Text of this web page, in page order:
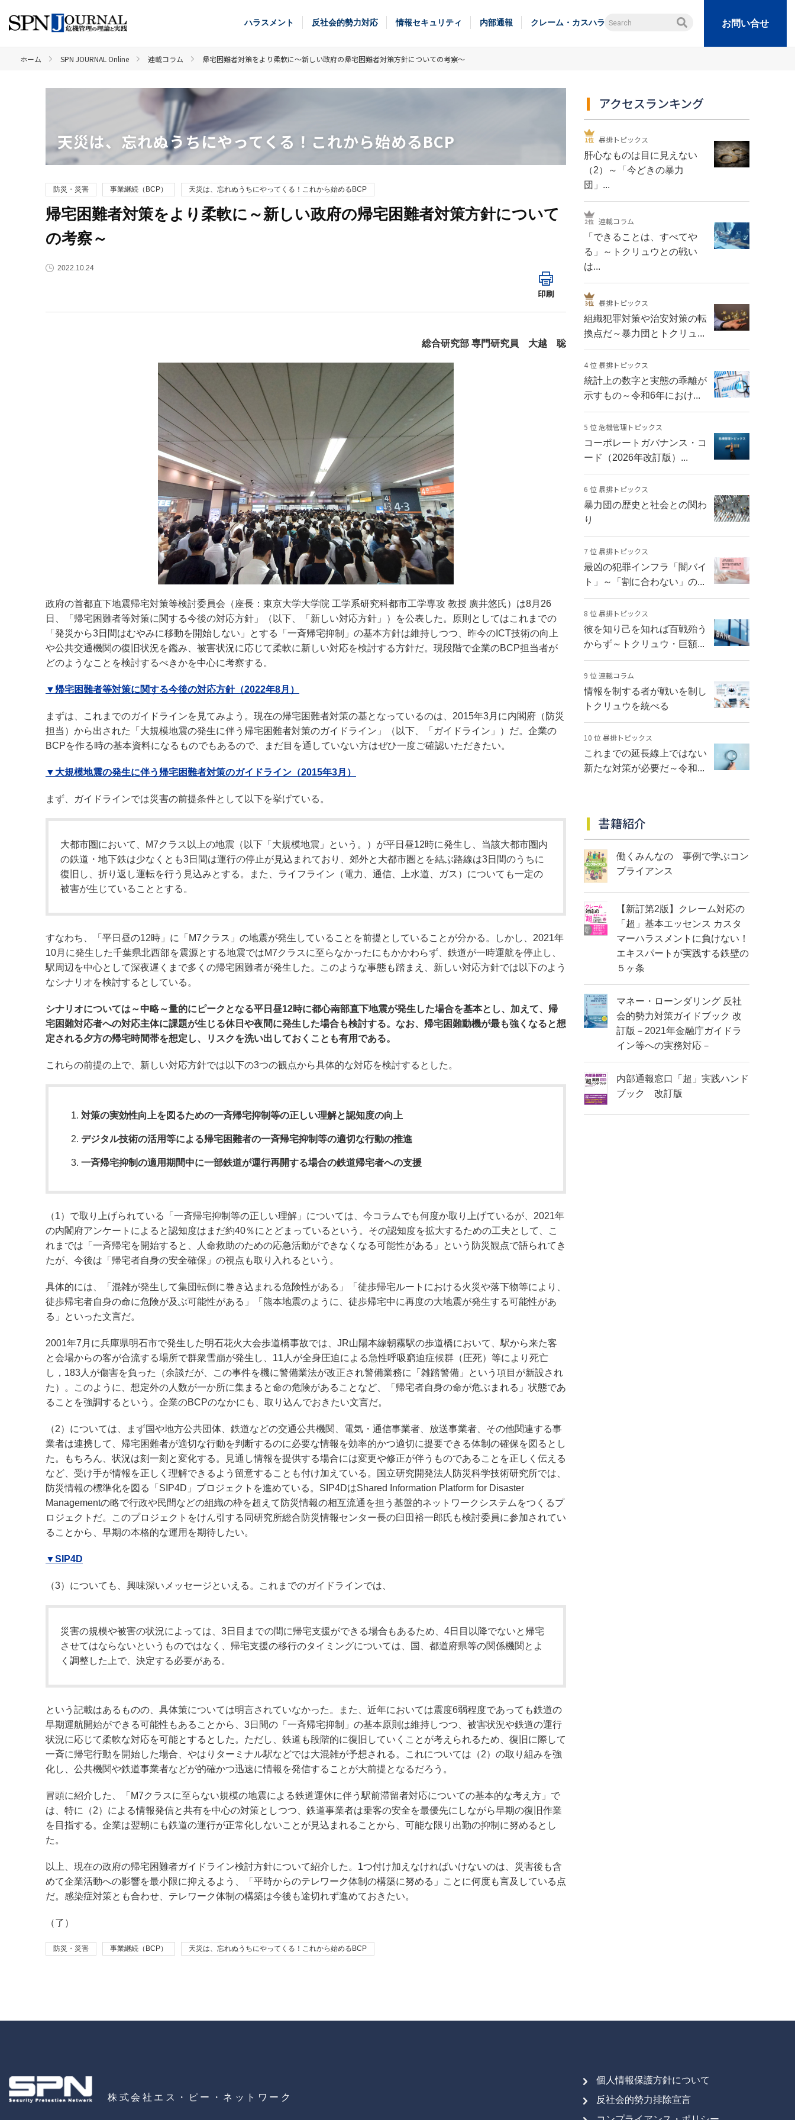
ハラスメント 反社会的勢力対応 情報セキュリティ 内部通報 クレーム・カスハラ お問い合せ
ホーム SPN JOURNAL Online 連載コラム 帰宅困難者対策をより柔軟に～新しい政府の帰宅困難者対策方針についての考察～
天災は、忘れぬうちにやってくる！これから始めるBCP
防災・災害 事業継続（BCP） 天災は、忘れぬうちにやってくる！これから始めるBCP
帰宅困難者対策をより柔軟に～新しい政府の帰宅困難者対策方針について
の考察～
2022.10.24
印刷
総合研究部 専門研究員 大越 聡
政府の首都直下地震帰宅対策等検討委員会（座長：東京大学大学院 工学系研究科都市工学専攻 教授 廣井悠氏）は8月26
日、「帰宅困難者等対策に関する今後の対応方針」（以下、「新しい対応方針」）を公表した。原則としてはこれまでの
「発災から3日間はむやみに移動を開始しない」とする「一斉帰宅抑制」の基本方針は維持しつつ、昨今のICT技術の向上
や公共交通機関の復旧状況を鑑み、被害状況に応じて柔軟に新しい対応を検討する方針だ。現段階で企業のBCP担当者が
どのようなことを検討するべきかを中心に考察する。
▼帰宅困難者等対策に関する今後の対応方針（2022年8月）
まずは、これまでのガイドラインを見てみよう。現在の帰宅困難者対策の基となっているのは、2015年3月に内閣府（防災
担当）から出された「大規模地震の発生に伴う帰宅困難者対策のガイドライン」（以下、「ガイドライン」）だ。企業の
BCPを作る時の基本資料になるものでもあるので、まだ目を通していない方はぜひ一度ご確認いただきたい。
▼大規模地震の発生に伴う帰宅困難者対策のガイドライン（2015年3月）
まず、ガイドラインでは災害の前提条件として以下を挙げている。
大都市圏において、M7クラス以上の地震（以下「大規模地震」という。）が平日昼12時に発生し、当該大都市圏内
の鉄道・地下鉄は少なくとも3日間は運行の停止が見込まれており、郊外と大都市圏とを結ぶ路線は3日間のうちに
復旧し、折り返し運転を行う見込みとする。また、ライフライン（電力、通信、上水道、ガス）についても一定の
被害が生じていることとする。
すなわち、「平日昼の12時」に「M7クラス」の地震が発生していることを前提としていることが分かる。しかし、2021年
10月に発生した千葉県北西部を震源とする地震ではM7クラスに至らなかったにもかかわらず、鉄道が一時運航を停止し、
駅周辺を中心として深夜遅くまで多くの帰宅困難者が発生した。このような事態も踏まえ、新しい対応方針では以下のよう
なシナリオを検討するとしている。
シナリオについては～中略～量的にピークとなる平日昼12時に都心南部直下地震が発生した場合を基本とし、加えて、帰
宅困難対応者への対応主体に課題が生じる休日や夜間に発生した場合も検討する。なお、帰宅困難動機が最も強くなると想
定される夕方の帰宅時間帯を想定し、リスクを洗い出しておくことも有用である。
これらの前提の上で、新しい対応方針では以下の3つの観点から具体的な対応を検討するとした。
対策の実効性向上を図るための一斉帰宅抑制等の正しい理解と認知度の向上
デジタル技術の活用等による帰宅困難者の一斉帰宅抑制等の適切な行動の推進
一斉帰宅抑制の適用期間中に一部鉄道が運行再開する場合の鉄道帰宅者への支援
（1）で取り上げられている「一斉帰宅抑制等の正しい理解」については、今コラムでも何度か取り上げているが、2021年
の内閣府アンケートによると認知度はまだ約40％にとどまっているという。その認知度を拡大するための工夫として、こ
れまでは「一斉帰宅を開始すると、人命救助のための応急活動ができなくなる可能性がある」という防災観点で語られてき
たが、今後は「帰宅者自身の安全確保」の視点も取り入れるという。
具体的には、「混雑が発生して集団転倒に巻き込まれる危険性がある」「徒歩帰宅ルートにおける火災や落下物等により、
徒歩帰宅者自身の命に危険が及ぶ可能性がある」「熊本地震のように、徒歩帰宅中に再度の大地震が発生する可能性があ
る」といった文言だ。
2001年7月に兵庫県明石市で発生した明石花火大会歩道橋事故では、JR山陽本線朝霧駅の歩道橋において、駅から来た客
と会場からの客が合流する場所で群衆雪崩が発生し、11人が全身圧迫による急性呼吸窮迫症候群（圧死）等により死亡
し，183人が傷害を負った（余談だが、この事件を機に警備業法が改正され警備業務に「雑踏警備」という項目が新設され
た）。このように、想定外の人数が一か所に集まると命の危険があることなど、「帰宅者自身の命が危ぶまれる」状態であ
ることを強調するという。企業のBCPのなかにも、取り込んでおきたい文言だ。
（2）については、まず国や地方公共団体、鉄道などの交通公共機関、電気・通信事業者、放送事業者、その他関連する事
業者は連携して、帰宅困難者が適切な行動を判断するのに必要な情報を効率的かつ適切に提要できる体制の確保を図るとし
た。もちろん、状況は刻一刻と変化する。見通し情報を提供する場合には変更や修正が伴うものであることを正しく伝える
など、受け手が情報を正しく理解できるよう留意することも付け加えている。国立研究開発法人防災科学技術研究所では、
防災情報の標準化を図る「SIP4D」プロジェクトを進めている。SIP4DはShared Information Platform for Disaster
Managementの略で行政や民間などの組織の枠を超えて防災情報の相互流通を担う基盤的ネットワークシステムをつくるプ
ロジェクトだ。このプロジェクトをけん引する同研究所総合防災情報センター長の臼田裕一郎氏も検討委員に参加されてい
ることから、早期の本格的な運用を期待したい。
▼SIP4D
（3）についても、興味深いメッセージといえる。これまでのガイドラインでは、
災害の規模や被害の状況によっては、3日目までの間に帰宅支援ができる場合もあるため、4日目以降でないと帰宅
させてはならないというものではなく、帰宅支援の移行のタイミングについては、国、都道府県等の関係機関とよ
く調整した上で、決定する必要がある。
という記載はあるものの、具体策については明言されていなかった。また、近年においては震度6弱程度であっても鉄道の
早期運航開始ができる可能性もあることから、3日間の「一斉帰宅抑制」の基本原則は維持しつつ、被害状況や鉄道の運行
状況に応じて柔軟な対応を可能とするとした。ただし、鉄道も段階的に復旧していくことが考えられるため、復旧に際して
一斉に帰宅行動を開始した場合、やはりターミナル駅などでは大混雑が予想される。これについては（2）の取り組みを強
化し、公共機関や鉄道事業者などが的確かつ迅速に情報を発信することが大前提となるだろう。
冒頭に紹介した、「M7クラスに至らない規模の地震による鉄道運休に伴う駅前滞留者対応についての基本的な考え方」で
は、特に（2）による情報発信と共有を中心の対策としつつ、鉄道事業者は乗客の安全を最優先にしながら早期の復旧作業
を目指する。企業は翌朝にも鉄道の運行が正常化しないことが見込まれることから、可能な限り出勤の抑制に努めるとし
た。
以上、現在の政府の帰宅困難者ガイドライン検討方針について紹介した。1つ付け加えなければいけないのは、災害後も含
めて企業活動への影響を最小限に抑えるよう、「平時からのテレワーク体制の構築に努める」ことに何度も言及している点
だ。感染症対策とも合わせ、テレワーク体制の構築は今後も途切れず進めておきたい。
（了）
防災・災害 事業継続（BCP） 天災は、忘れぬうちにやってくる！これから始めるBCP
アクセスランキング
暴排トピックス
肝心なものは目に見えない
（2）～「今どきの暴力
団」...
連載コラム
「できることは、すべてや
る」～トクリュウとの戦い
は...
暴排トピックス
組織犯罪対策や治安対策の転
換点だ～暴力団とトクリュ...
4 位 暴排トピックス
統計上の数字と実態の乖離が
示すもの～令和6年におけ...
5 位 危機管理トピックス
コーポレートガバナンス・コ
ード（2026年改訂版）...
6 位 暴排トピックス
暴力団の歴史と社会との関わ
り
7 位 暴排トピックス
最凶の犯罪インフラ「闇バイ
ト」～「割に合わない」の...
8 位 暴排トピックス
彼を知り己を知れば百戦殆う
からず～トクリュウ・巨額...
9 位 連載コラム
情報を制する者が戦いを制し
トクリュウを統べる
10 位 暴排トピックス
これまでの延長線上ではない
新たな対策が必要だ～令和...
書籍紹介
働くみんなの 事例で学ぶコン
プライアンス
【新訂第2版】クレーム対応の
「超」基本エッセンス カスタ
マーハラスメントに負けない！
エキスパートが実践する鉄壁の
５ヶ条
マネー・ローンダリング 反社
会的勢力対策ガイドブック 改
訂版－2021年金融庁ガイドラ
イン等への実務対応－
内部通報窓口「超」実践ハンド
ブック 改訂版
株式会社エス・ピー・ネットワーク
個人情報保護方針について
反社会的勢力排除宣言